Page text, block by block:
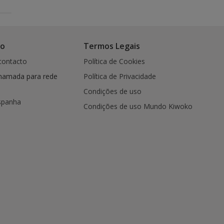
para rede
Termos Legais
Política de Cookies
Política de Privacidade
Condições de uso
Condições de uso Mundo Kiwoko